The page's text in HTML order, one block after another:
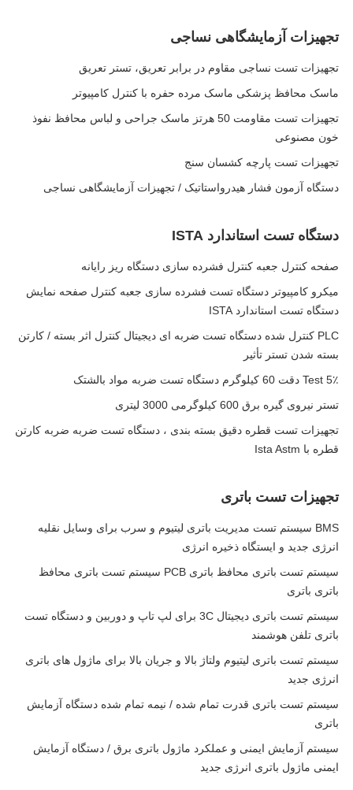
تجهیزات آزمایشگاهی نساجی
تجهیزات تست نساجی مقاوم در برابر تعریق، تستر تعریق
ماسک محافظ پزشکی ماسک مرده حفره با کنترل کامپیوتر
تجهیزات تست مقاومت 50 هرتز ماسک جراحی و لباس محافظ نفوذ
خون مصنوعی
تجهیزات تست پارچه کشسان سنج
دستگاه آزمون فشار هیدرواستاتیک / تجهیزات آزمایشگاهی نساجی
دستگاه تست استاندارد ISTA
صفحه کنترل جعبه کنترل فشرده سازی دستگاه ریز رایانه
میکرو کامپیوتر دستگاه تست فشرده سازی جعبه کنترل صفحه نمایش
دستگاه تست استاندارد ISTA
PLC کنترل شده دستگاه تست ضربه ای دیجیتال کنترل اثر بسته / کارتن
بسته شدن تستر تأثیر
Test 5٪ دقت 60 کیلوگرم دستگاه تست ضربه مواد بالشتک
تستر نیروی گیره برق 600 کیلوگرمی 3000 لیتری
تجهیزات تست قطره دقیق بسته بندی ، دستگاه تست ضربه ضربه کارتن
قطره با Ista Astm
تجهیزات تست باتری
BMS سیستم تست مدیریت باتری لیتیوم و سرب برای وسایل نقلیه
انرژی جدید و ایستگاه ذخیره انرژی
سیستم تست باتری محافظ باتری PCB سیستم تست باتری محافظ
باتری باتری
سیستم تست باتری دیجیتال 3C برای لپ تاپ و دوربین و دستگاه تست
باتری تلفن هوشمند
سیستم تست باتری لیتیوم ولتاژ بالا و جریان بالا برای ماژول های باتری
انرژی جدید
سیستم تست باتری قدرت تمام شده / نیمه تمام شده دستگاه آزمایش
باتری
سیستم آزمایش ایمنی و عملکرد ماژول باتری برق / دستگاه آزمایش
ایمنی ماژول باتری انرژی جدید